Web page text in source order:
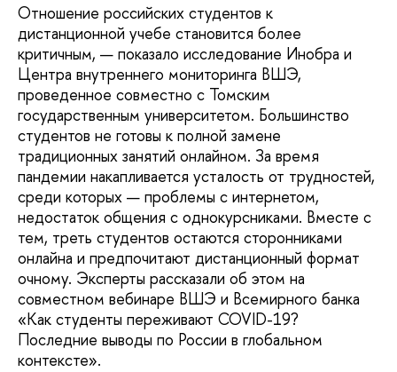
Отношение российских студентов к
дистанционной учебе становится более
критичным, — показало исследование Инобра и
Центра внутреннего мониторинга ВШЭ,
проведенное совместно с Томским
государственным университетом. Большинство
студентов не готовы к полной замене
традиционных занятий онлайном. За время
пандемии накапливается усталость от трудностей,
среди которых — проблемы с интернетом,
недостаток общения с однокурсниками. Вместе с
тем, треть студентов остаются сторонниками
онлайна и предпочитают дистанционный формат
очному. Эксперты рассказали об этом на
совместном вебинаре ВШЭ и Всемирного банка
«Как студенты переживают COVID-19?
Последние выводы по России в глобальном
контексте».